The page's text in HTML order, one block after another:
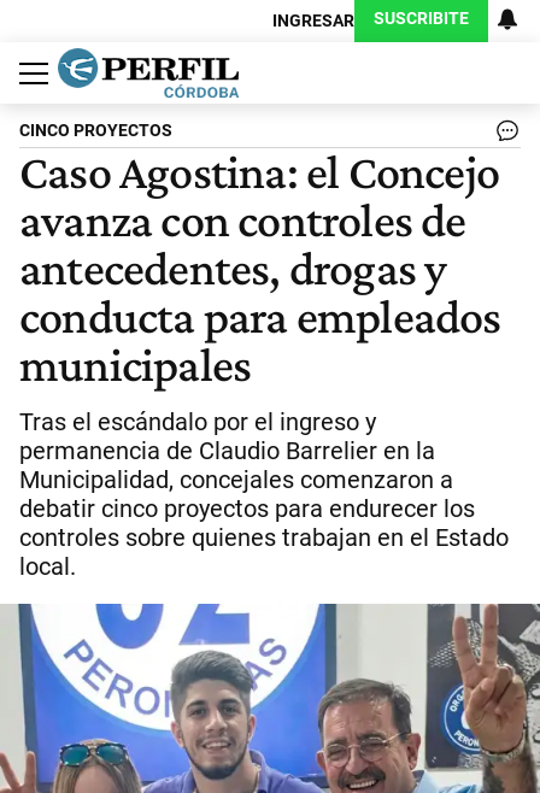
INGRESAR SUSCRIBITE
Política
Economía
Judiciales
Sociedad
Cultura
Espectáculos
Deportes
Protagonistas
CINCO PROYECTOS
Caso Agostina: el Concejo
avanza con controles de
antecedentes, drogas y
conducta para empleados
municipales
Tras el escándalo por el ingreso y
permanencia de Claudio Barrelier en la
Municipalidad, concejales comenzaron a
debatir cinco proyectos para endurecer los
controles sobre quienes trabajan en el Estado
local.